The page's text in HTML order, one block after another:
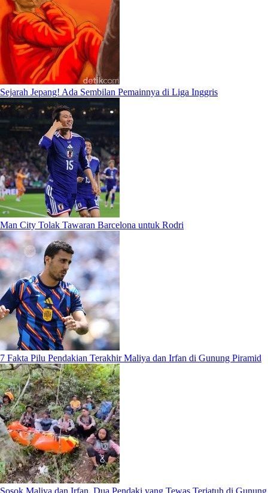
Sejarah Jepang! Ada Sembilan Pemainnya di Liga Inggris
Man City Tolak Tawaran Barcelona untuk Rodri
7 Fakta Pilu Pendakian Terakhir Maliya dan Irfan di Gunung Piramid
Sosok Maliya dan Irfan, Dua Pendaki yang Tewas Terjatuh di Gunung